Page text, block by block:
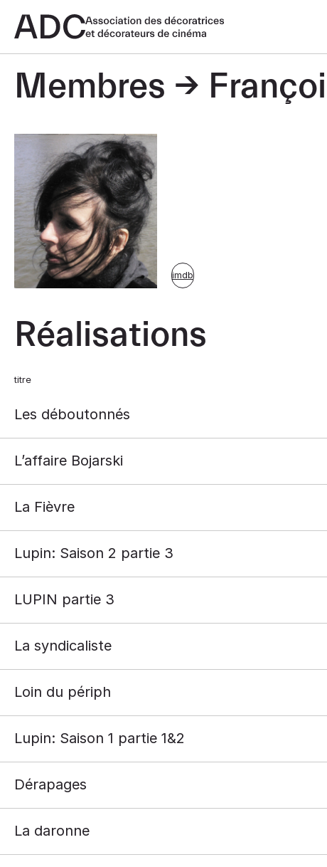
Membres
imdb
Réalisations
titre
Les déboutonnés
L’affaire Bojarski
La Fièvre
Lupin: Saison 2 partie 3
LUPIN partie 3
La syndicaliste
Loin du périph
Lupin: Saison 1 partie 1&2
Dérapages
La daronne